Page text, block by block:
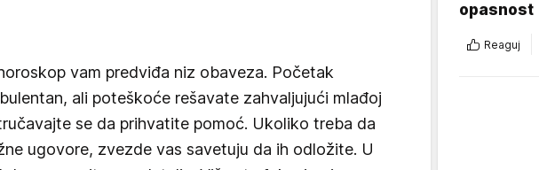
vam predviđa niz obaveza. Početak
ali poteškoće rešavate zahvaljujući mlađoj
se da prihvatite pomoć. Ukoliko treba da
ugovore, zvezde vas savetuju da ih odložite. U
opasnost
Reaguj